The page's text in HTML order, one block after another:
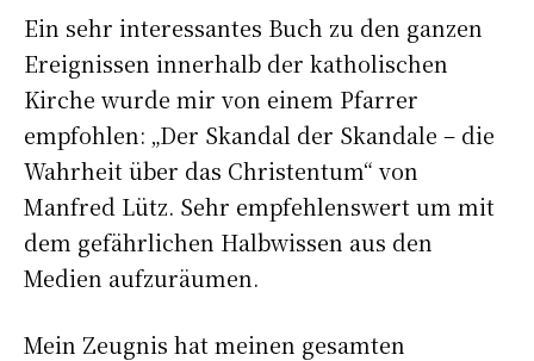
Ein sehr interessantes Buch zu den ganzen
Ereignissen innerhalb der katholischen
Kirche wurde mir von einem Pfarrer
empfohlen: „Der Skandal der Skandale – die
Wahrheit über das Christentum“ von
Manfred Lütz. Sehr empfehlenswert um mit
dem gefährlichen Halbwissen aus den
Medien aufzuräumen.
Mein Zeugnis hat meinen gesamten